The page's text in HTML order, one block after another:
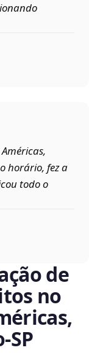
horário, fez a
todo o
de
no